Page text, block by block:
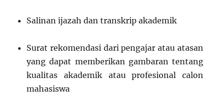
Salinan ijazah dan transkrip akademik
Surat rekomendasi dari pengajar atau atasan
yang dapat memberikan gambaran tentang
kualitas akademik atau profesional calon
mahasiswa